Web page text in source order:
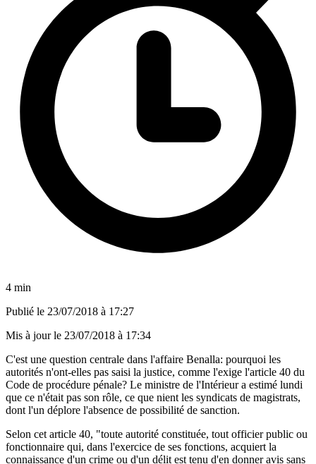
4 min
Publié le 23/07/2018 à 17:27
Mis à jour le 23/07/2018 à 17:34
C'est une question centrale dans l'affaire Benalla: pourquoi les
autorités n'ont-elles pas saisi la justice, comme l'exige l'article 40 du
Code de procédure pénale? Le ministre de l'Intérieur a estimé lundi
que ce n'était pas son rôle, ce que nient les syndicats de magistrats,
dont l'un déplore l'absence de possibilité de sanction.
Selon cet article 40, "toute autorité constituée, tout officier public ou
fonctionnaire qui, dans l'exercice de ses fonctions, acquiert la
connaissance d'un crime ou d'un délit est tenu d'en donner avis sans